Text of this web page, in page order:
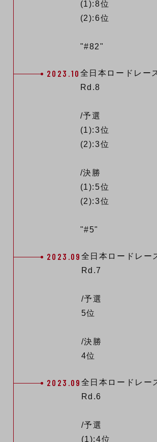
(1):8位
(2):6位
"#82"
2023.10 全日本ロードレー
Rd.8
/予選
(1):3位
(2):3位
/決勝
(1):5位
(2):3位
"#5"
2023.09 全日本ロードレー
Rd.7
/予選
5位
/決勝
4位
2023.09 全日本ロードレー
Rd.6
/予選
(1):4位